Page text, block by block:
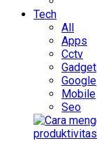
Tech
All
Apps
Cctv
Gadget
Google
Mobile
Seo